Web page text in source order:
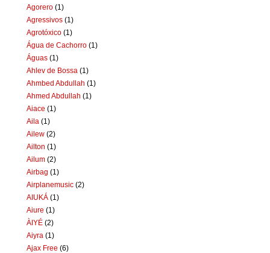
Agorero (1)
Agressivos (1)
Agrotóxico (1)
Água de Cachorro (1)
Águas (1)
Ahlev de Bossa (1)
Ahmbed Abdullah (1)
Ahmed Abdullah (1)
Aiace (1)
Aila (1)
Ailew (2)
Ailton (1)
Ailum (2)
Airbag (1)
Airplanemusic (2)
AIUKÁ (1)
Aiure (1)
ÀIYÉ (2)
Aiyra (1)
Ajax Free (6)